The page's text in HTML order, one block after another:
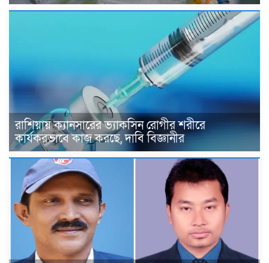
রাশিয়ায় ক্যানসারের ভ্যাকসিন রোগীর শরীরে
কার্যকরভাবে কাজ করছে, দাবি বিজ্ঞানীর